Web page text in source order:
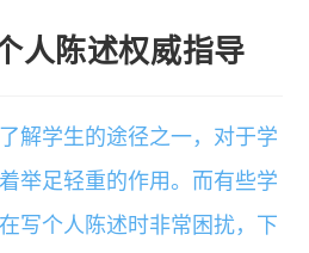
人陈述权威指导
解学生的途径之一，对于学
举足轻重的作用。而有些学
写个人陈述时非常困扰，下